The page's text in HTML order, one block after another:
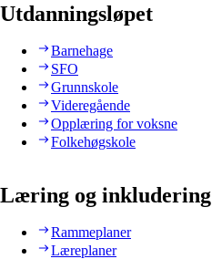
Utdanningsløpet
Barnehage
SFO
Grunnskole
Videregående
Opplæring for voksne
Folkehøgskole
Læring og inkludering
Rammeplaner
Læreplaner